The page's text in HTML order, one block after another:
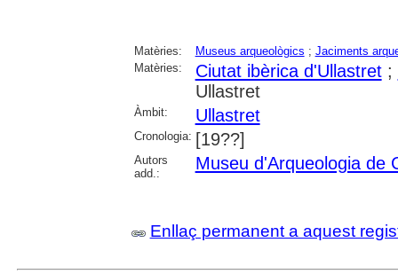
Matèries: Museus arqueològics ; Jaciments
Matèries:
Ciutat ibèrica d'Ullastret;
Ullastret
Àmbit: Ullastret
Cronologia: [19??]
Autors
add.:
Museu d'Arqueologia de
Enllaç permanent a aquest